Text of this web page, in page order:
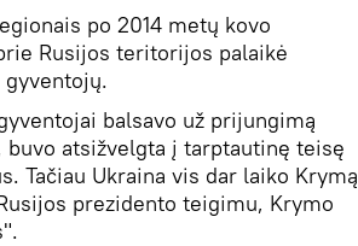
po 2014 metų kovo
Rusijos teritorijos palaikė
balsavo už prijungimą
atsižvelgta į tarptautinę teisę
Tačiau Ukraina vis dar laiko Krymą
prezidento teigimu, Krymo